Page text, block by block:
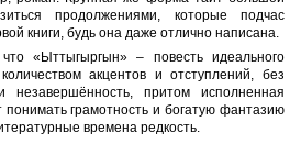
продолжениями, которые подчас
книги, будь она даже отлично написана.
«Ыттыгыргын» – повесть идеального
акцентов и отступлений, без
притом исполненная
понимать грамотность и богатую фантазию
времена редкость.